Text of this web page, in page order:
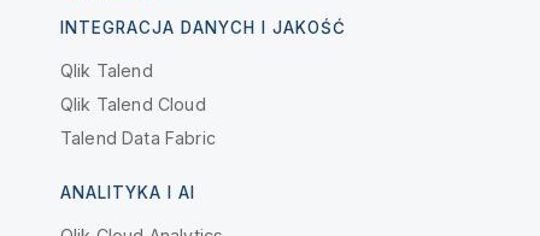
INTEGRACJA DANYCH I JAKOŚĆ
Qlik Talend
Qlik Talend Cloud
Talend Data Fabric
ANALITYKA I AI